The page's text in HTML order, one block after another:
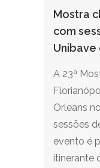
Mostra
com
Unibave
A 23ª
Orleans
sessões
evento é
itinerante